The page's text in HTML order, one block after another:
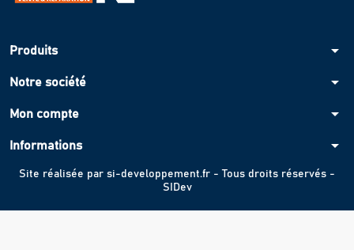
Produits arrow_drop_down
Notre société arrow_drop_down
Mon compte arrow_drop_down
Informations arrow_drop_down
Site réalisée par si-developpement.fr - Tous droits réservés -
SIDev